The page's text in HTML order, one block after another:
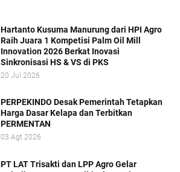
Hartanto Kusuma Manurung dari HPI Agro
Raih Juara 1 Kompetisi Palm Oil Mill
Innovation 2026 Berkat Inovasi
Sinkronisasi HS & VS di PKS
20 Jul 2026
PERPEKINDO Desak Pemerintah Tetapkan
Harga Dasar Kelapa dan Terbitkan
PERMENTAN
03 Agt 2026
PT LAT Trisakti dan LPP Agro Gelar